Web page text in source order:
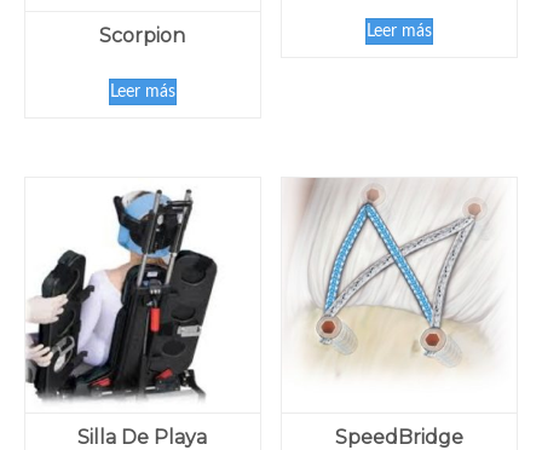
Scorpion
Leer más
Leer más
Silla De Playa SpeedBridge